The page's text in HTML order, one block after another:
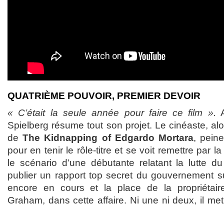
QUATRIÈME POUVOIR, PREMIER DEVOIR
« C’était la seule année pour faire ce film ».
Spielberg résume tout son projet. Le cinéaste,
deThe Kidnapping of Edgardo Mortara,
pour en tenir le rôle-titre et se voit remettre par
le scénario d’une débutante relatant la lutte
publier un rapport top secret du gouvernement
encore en cours et la place de la
Graham, dans cette affaire. Ni une ni deux, il